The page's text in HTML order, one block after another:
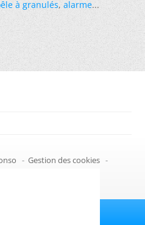
à granulés,alarme...
- Gestion des cookies -